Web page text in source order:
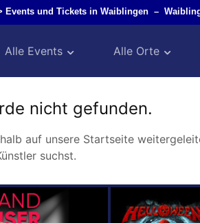
Events und Tickets in Waiblingen –